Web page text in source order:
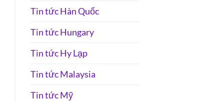
Tin tức Hàn Quốc
Tin tức Hungary
Tin tức Hy Lạp
Tin tức Malaysia
Tin tức Mỹ